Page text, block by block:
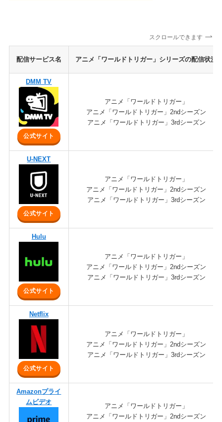
スクロールできます
配信サービス名 アニメ「ワールドトリガー」シリーズの配信状況
DMM TV
公式サイト
アニメ「ワールドトリガー」
アニメ「ワールドトリガー」2ndシーズン
アニメ「ワールドトリガー」3rdシーズン
U-NEXT
公式サイト
アニメ「ワールドトリガー」
アニメ「ワールドトリガー」2ndシーズン
アニメ「ワールドトリガー」3rdシーズン
Hulu
公式サイト
アニメ「ワールドトリガー」
アニメ「ワールドトリガー」2ndシーズン
アニメ「ワールドトリガー」3rdシーズン
Netflix
公式サイト
アニメ「ワールドトリガー」
アニメ「ワールドトリガー」2ndシーズン
アニメ「ワールドトリガー」3rdシーズン
Amazonプライ
ムビデオ
アニメ「ワールドトリガー」
アニメ「ワールドトリガー」2ndシーズン